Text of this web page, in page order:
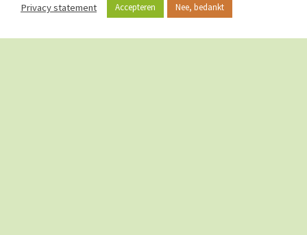
Privacy statement Accepteren Nee, bedankt